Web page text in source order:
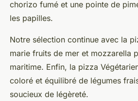
chorizo fumé et une pointe de
les papilles.
Notre sélection continue avec la
marie fruits de mer et mozzarella
maritime. Enfin, la pizza
coloré et équilibré de légumes
soucieux de légèreté.